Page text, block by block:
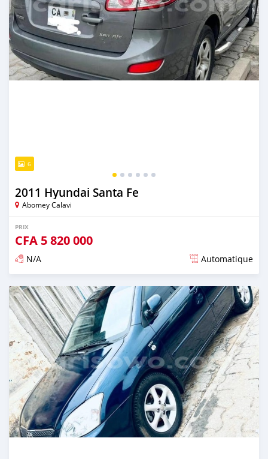
6
2011 Hyundai Santa Fe
Abomey Calavi
PRIX
CFA 5 820 000
N/A Automatique
Publié il y a presque 4 ans